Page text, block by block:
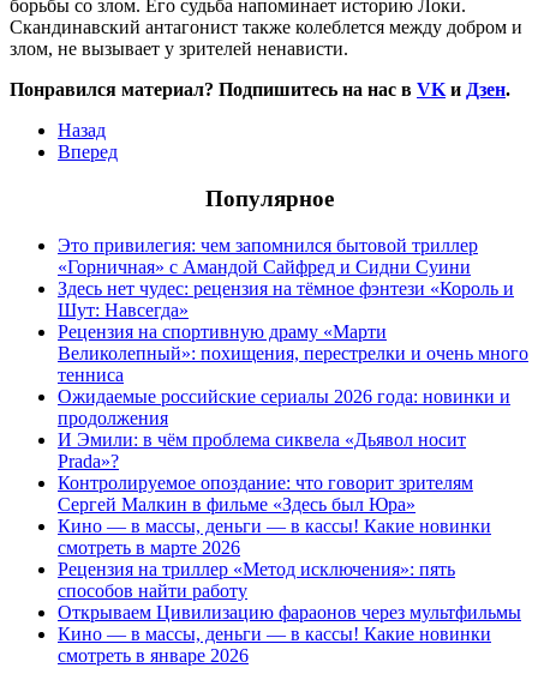
борьбы со злом. Его судьба напоминает историю Локи.
Скандинавский антагонист также колеблется между добром и
злом, не вызывает у зрителей ненависти.
Понравился материал? Подпишитесь на нас в VK и Дзен.
Назад
Вперед
Популярное
Это привилегия: чем запомнился бытовой триллер
«Горничная» с Амандой Сайфред и Сидни Суини
Здесь нет чудес: рецензия на тёмное фэнтези «Король и
Шут: Навсегда»
Рецензия на спортивную драму «Марти
Великолепный»: похищения, перестрелки и очень много
тенниса
Ожидаемые российские сериалы 2026 года: новинки и
продолжения
И Эмили: в чём проблема сиквела «Дьявол носит
Prada»?
Контролируемое опоздание: что говорит зрителям
Сергей Малкин в фильме «Здесь был Юра»
Кино — в массы, деньги — в кассы! Какие новинки
смотреть в марте 2026
Рецензия на триллер «Метод исключения»: пять
способов найти работу
Открываем Цивилизацию фараонов через мультфильмы
Кино — в массы, деньги — в кассы! Какие новинки
смотреть в январе 2026